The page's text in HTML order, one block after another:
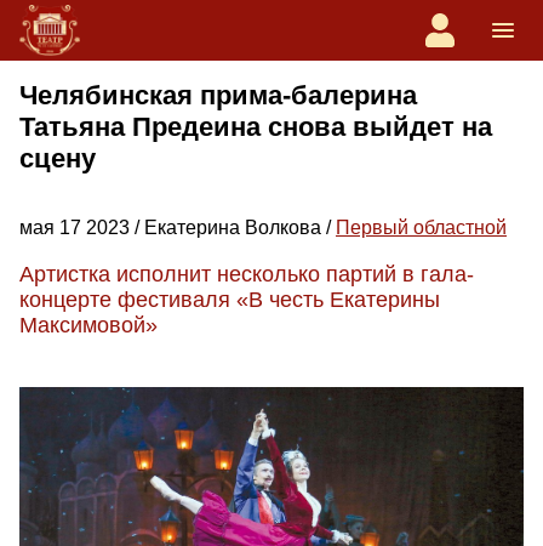
Челябинская прима-балерина
Татьяна Предеина снова выйдет на
сцену
мая 17 2023 / Екатерина Волкова / Первый областной
Артистка исполнит несколько партий в гала-
концерте фестиваля «В честь Екатерины
Максимовой»